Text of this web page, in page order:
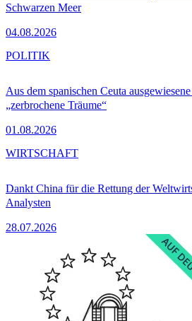
Schwarzen Meer
04.08.2026
Aus dem spanischen Ceuta
„zerbrochene Träume“
01.08.2026
POLITIK
Dankt China für die Rettung der
Analysten
28.07.2026
WIRTSCHAFT